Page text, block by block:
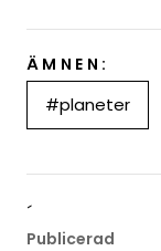
ÄMNEN:
#planeter
´
Publicerad